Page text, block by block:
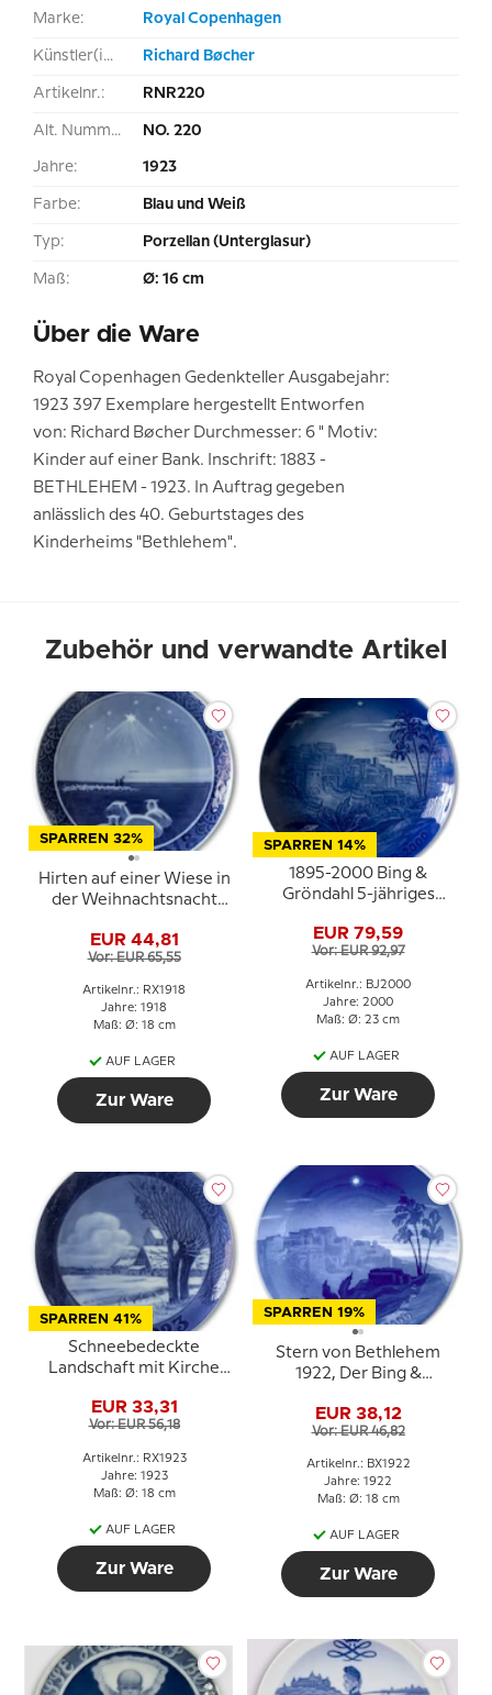
Marke: Royal Copenhagen
Künstler(in): Richard Bøcher
Artikelnr.: RNR220
Alt. Nummer: NO. 220
Jahre: 1923
Farbe: Blau und Weiß
Typ: Porzellan (Unterglasur)
Maß: Ø: 16 cm
Über die Ware
Royal Copenhagen Gedenkteller Ausgabejahr:
1923 397 Exemplare hergestellt Entworfen
von: Richard Bøcher Durchmesser: 6 " Motiv:
Kinder auf einer Bank. Inschrift: 1883 -
BETHLEHEM - 1923. In Auftrag gegeben
anlässlich des 40. Geburtstages des
Kinderheims "Bethlehem".
Zubehör und verwandte Artikel
SPARREN 32%
Hirten auf einer Wiese in
der Weihnachtsnacht
Weihnachtsteller
EUR 44,81
Vor: EUR 65,55
Artikelnr.: RX1918
Jahre: 1918
Maß: Ø: 18 cm
AUF LAGER
Zur Ware
SPARREN 14%
1895-2000 Bing &
Gröndahl 5-jähriges
EUR 79,59
Vor: EUR 92,97
Artikelnr.: BJ2000
Jahre: 2000
Maß: Ø: 23 cm
AUF LAGER
Zur Ware
SPARREN 41%
Schneebedeckte
Landschaft mit Kirche
Weihnachtsteller
EUR 33,31
Vor: EUR 56,18
Artikelnr.: RX1923
Jahre: 1923
Maß: Ø: 18 cm
AUF LAGER
Zur Ware
SPARREN 19%
Stern von Bethlehem
1922, Der Bing &
Weihnachtsteller
EUR 38,12
Vor: EUR 46,82
Artikelnr.: BX1922
Jahre: 1922
Maß: Ø: 18 cm
AUF LAGER
Zur Ware